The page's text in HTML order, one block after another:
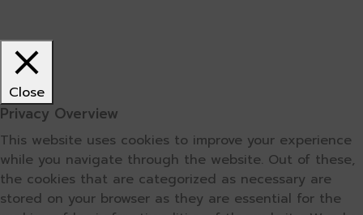
Close
Privacy Overview
This website uses cookies to improve your experience
while you navigate through the website. Out of these,
the cookies that are categorized as necessary are
stored on your browser as they are essential for the